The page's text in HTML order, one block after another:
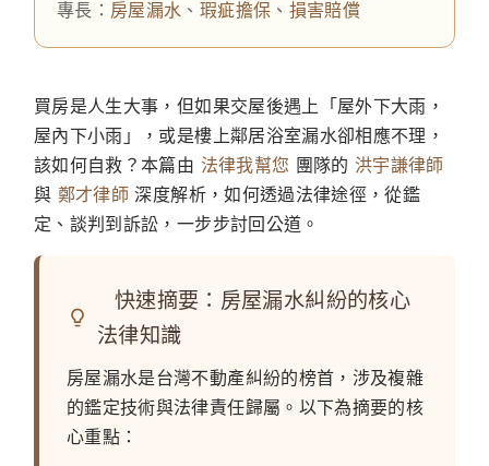
專長： 房屋漏水 、 瑕疵擔保 、 損害賠償
買房是人生大事，但如果交屋後遇上「屋外下大雨，
屋內下小雨」，或是樓上鄰居浴室漏水卻相應不理，
該如何自救？本篇由 法律我幫您 團隊的 洪宇謙律師
與 鄭才律師 深度解析，如何透過法律途徑，從鑑
定、談判到訴訟，一步步討回公道。
快速摘要：房屋漏水糾紛的核心
法律知識
房屋漏水是台灣不動產糾紛的榜首，涉及複雜
的鑑定技術與法律責任歸屬。以下為摘要的核
心重點：